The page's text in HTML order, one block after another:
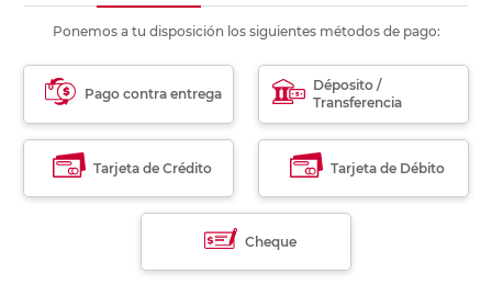
Ponemos a tu disposición los siguientes métodos de pago:
Pago contra entrega
Déposito /
Transferencia
Tarjeta de Crédito Tarjeta de Débito
Cheque